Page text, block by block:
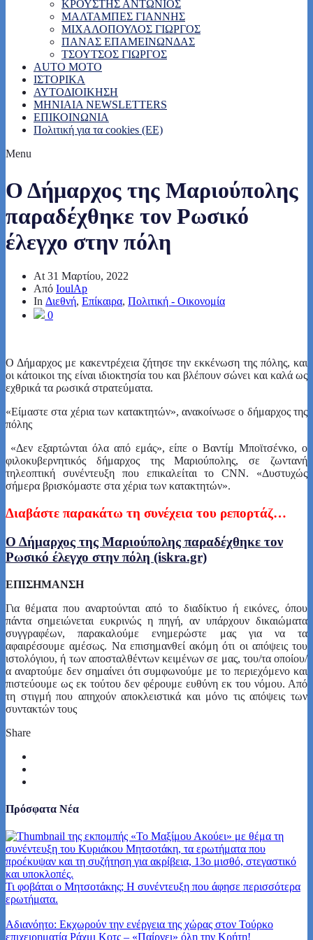
ΚΡΟΥΣΤΗΣ ΑΝΤΩΝΙΟΣ
ΜΑΛΤΑΜΠΕΣ ΓΙΑΝΝΗΣ
ΜΙΧΑΛΟΠΟΥΛΟΣ ΓΙΩΡΓΟΣ
ΠΑΝΑΣ ΕΠΑΜΕΙΝΩΝΔΑΣ
ΤΣΟΥΤΣΟΣ ΓΙΩΡΓΟΣ
AUTO MOTO
ΙΣΤΟΡΙΚΑ
ΑΥΤΟΔΙΟΙΚΗΣΗ
MHNIAIA NEWSLETTERS
ΕΠΙΚΟΙΝΩΝΙΑ
Πολιτική για τα cookies (ΕΕ)
Menu
Ο Δήμαρχος της Μαριούπολης
παραδέχθηκε τον Ρωσικό
έλεγχο στην πόλη
At 31 Μαρτίου, 2022
Από IoulAp
In Διεθνή, Επίκαιρα, Πολιτική - Οικονομία
0
Ο Δήμαρχος με κακεντρέχεια ζήτησε την εκκένωση της πόλης, και
οι κάτοικοι της είναι ιδιοκτησία του και βλέπουν σώνει και καλά ως
εχθρικά τα ρωσικά στρατεύματα.
«Είμαστε στα χέρια των κατακτητών», ανακοίνωσε ο δήμαρχος της
πόλης
«Δεν εξαρτώνται όλα από εμάς», είπε ο Βαντίμ Μποϊτσένκο, ο
φιλοκυβερνητικός δήμαρχος της Μαριούπολης, σε ζωντανή
τηλεοπτική συνέντευξη που επικαλείται το CNN. «Δυστυχώς
σήμερα βρισκόμαστε στα χέρια των κατακτητών».
Διαβάστε παρακάτω τη συνέχεια του ρεπορτάζ…
Ο Δήμαρχος της Μαριούπολης παραδέχθηκε τον
Ρωσικό έλεγχο στην πόλη (iskra.gr)
ΕΠΙΣΗΜΑΝΣΗ
Για θέματα που αναρτούνται από το διαδίκτυο ή εικόνες, όπου
πάντα σημειώνεται ευκρινώς η πηγή, αν υπάρχουν δικαιώματα
συγγραφέων, παρακαλούμε ενημερώστε μας για να τα
αφαιρέσουμε αμέσως. Να επισημανθεί ακόμη ότι οι απόψεις του
ιστολόγιου, ή των αποσταλθέντων κειμένων σε μας, του/τα οποίου/
α αναρτούμε δεν σημαίνει ότι συμφωνούμε με το περιεχόμενο και
πιστεύουμε ως εκ τούτου δεν φέρουμε ευθύνη εκ του νόμου. Από
τη στιγμή που απηχούν αποκλειστικά και μόνο τις απόψεις των
συντακτών τους
Share
Πρόσφατα Νέα
Τι φοβάται ο Μητσοτάκης; Η συνέντευξη που άφησε περισσότερα
ερωτήματα.
Αδιανόητο: Εκχωρούν την ενέργεια της χώρας στον Τούρκο
επιχειρηματία Ράχμι Κοτς – «Παίρνει» όλη την Κρήτη!